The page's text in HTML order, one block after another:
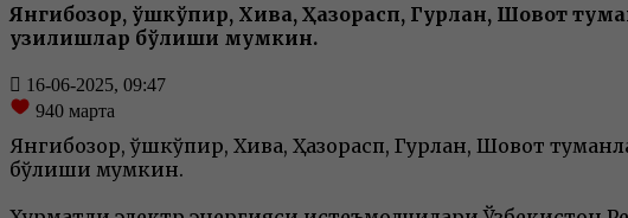
Янгибозор, Қўшкўпир, Хива, Ҳазорасп, Гурлан, Шовот
узилишлар бўлиши мумкин.
16-06-2025, 09:47
940 марта
Янгибозор, Қўшкўпир, Хива, Ҳазорасп, Гурлан, Шовот
бўлиши мумкин.